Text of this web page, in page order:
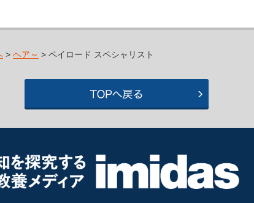
> ヘア～ > ペイロード スペシャリスト